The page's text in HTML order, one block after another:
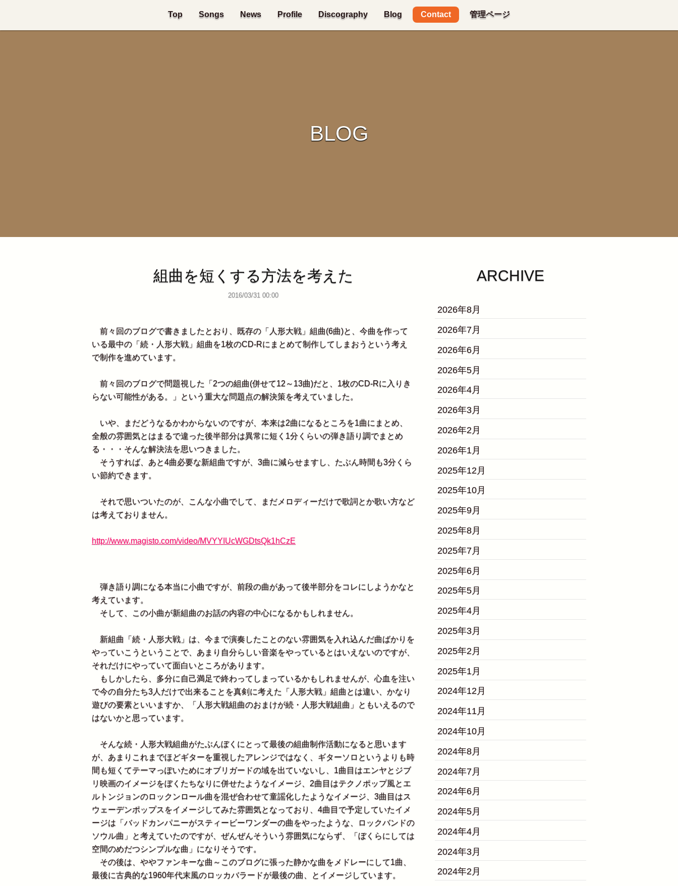
Top Songs News Profile Discography Blog Contact 管理ページ
BLOG
組曲を短くする方法を考えた
2016/03/31 00:00
前々回のブログで書きましたとおり、既存の「人形大戦」組曲(6曲)と、今曲を作って
いる最中の「続・人形大戦」組曲を1枚のCD-Rにまとめて制作してしまおうという考え
で制作を進めています。
前々回のブログで問題視した「2つの組曲(併せて12～13曲)だと、1枚のCD-Rに入りき
らない可能性がある。」という重大な問題点の解決策を考えていました。
いや、まだどうなるかわからないのですが、本来は2曲になるところを1曲にまとめ、
全般の雰囲気とはまるで違った後半部分は異常に短く1分くらいの弾き語り調でまとめ
る・・・そんな解決法を思いつきました。
そうすれば、あと4曲必要な新組曲ですが、3曲に減らせますし、たぶん時間も3分くら
い節約できます。
それで思いついたのが、こんな小曲でして、まだメロディーだけで歌詞とか歌い方など
は考えておりません。
http://www.magisto.com/video/MVYYIUcWGDtsQk1hCzE
弾き語り調になる本当に小曲ですが、前段の曲があって後半部分をコレにしようかなと
考えています。
そして、この小曲が新組曲のお話の内容の中心になるかもしれません。
新組曲「続・人形大戦」は、今まで演奏したことのない雰囲気を入れ込んだ曲ばかりを
やっていこうということで、あまり自分らしい音楽をやっているとはいえないのですが、
それだけにやっていて面白いところがあります。
もしかしたら、多分に自己満足で終わってしまっているかもしれませんが、心血を注い
で今の自分たち3人だけで出来ることを真剣に考えた「人形大戦」組曲とは違い、かなり
遊びの要素といいますか、「人形大戦組曲のおまけが続・人形大戦組曲」ともいえるので
はないかと思っています。
そんな続・人形大戦組曲がたぶんぼくにとって最後の組曲制作活動になると思います
が、あまりこれまでほどギターを重視したアレンジではなく、ギターソロというよりも時
間も短くてテーマっぽいためにオブリガードの域を出ていないし、1曲目はエンヤとジブ
リ映画のイメージをぼくたちなりに併せたようなイメージ、2曲目はテクノポップ風とエ
ルトンジョンのロックンロール曲を混ぜ合わせて童謡化したようなイメージ、3曲目はス
ウェーデンポップスをイメージしてみた雰囲気となっており、4曲目で予定していたイメ
ージは「バッドカンパニーがスティービーワンダーの曲をやったような、ロックバンドの
ソウル曲」と考えていたのですが、ぜんぜんそういう雰囲気にならず、「ぼくらにしては
空間のめだつシンプルな曲」になりそうです。
その後は、ややファンキーな曲～このブログに張った静かな曲をメドレーにして1曲、
最後に古典的な1960年代末風のロッカバラードが最後の曲、とイメージしています。
ARCHIVE
2026年8月
2026年7月
2026年6月
2026年5月
2026年4月
2026年3月
2026年2月
2026年1月
2025年12月
2025年10月
2025年9月
2025年8月
2025年7月
2025年6月
2025年5月
2025年4月
2025年3月
2025年2月
2025年1月
2024年12月
2024年11月
2024年10月
2024年8月
2024年7月
2024年6月
2024年5月
2024年4月
2024年3月
2024年2月